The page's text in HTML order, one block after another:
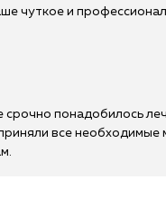
чуткое и
понадобилось
все необходимые